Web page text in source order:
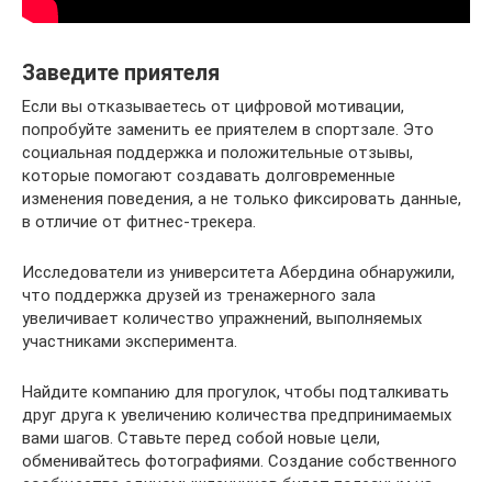
Заведите приятеля
Если вы отказываетесь от цифровой мотивации,
попробуйте заменить ее приятелем в спортзале. Это
социальная поддержка и положительные отзывы,
которые помогают создавать долговременные
изменения поведения, а не только фиксировать данные,
в отличие от фитнес-трекера.
Исследователи из университета Абердина обнаружили,
что поддержка друзей из тренажерного зала
увеличивает количество упражнений, выполняемых
участниками эксперимента.
Найдите компанию для прогулок, чтобы подталкивать
друг друга к увеличению количества предпринимаемых
вами шагов. Ставьте перед собой новые цели,
обменивайтесь фотографиями. Создание собственного